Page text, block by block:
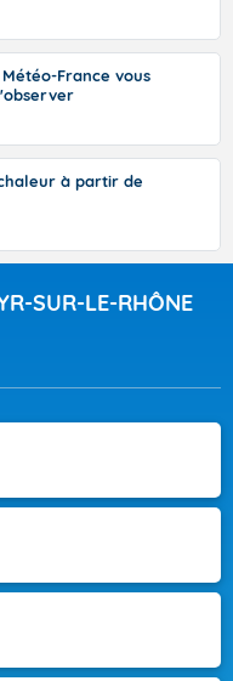
Météo-France vous
à partir de
SUR-LE-RHÔNE